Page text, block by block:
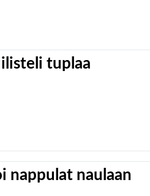
tuplaa
nappulat naulaan